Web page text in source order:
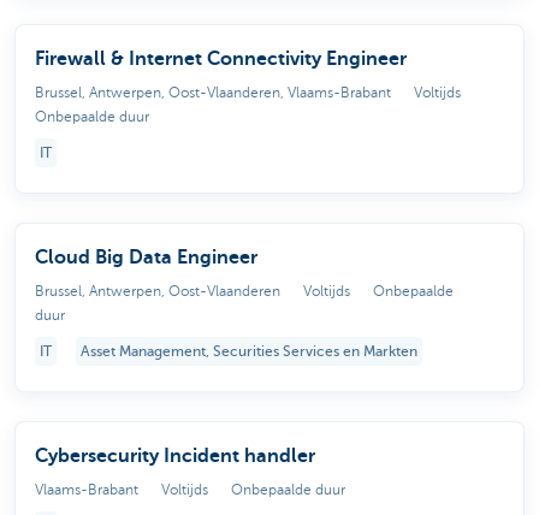
Firewall & Internet Connectivity Engineer
Brussel, Antwerpen, Oost-Vlaanderen, Vlaams-Brabant
Voltijds
Onbepaalde duur
IT
Cloud Big Data Engineer
Brussel, Antwerpen, Oost-Vlaanderen Voltijds
Onbepaalde
duur
IT Asset Management, Securities Services en Markten
Cybersecurity Incident handler
Vlaams-Brabant Voltijds Onbepaalde duur